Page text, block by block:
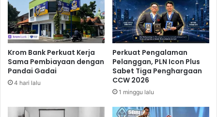
T
a
k
T
e
r
b
r
-
b
e
t
,
R
I
e
i
Krom Bank Perkuat Kerja
Sama Pembiayaan dengan
Pandai Gadai
4 hari lalu
Perkuat Pengalaman
Pelanggan, PLN Icon Plus
Sabet Tiga Penghargaan
CCW 2026
1 minggu lalu